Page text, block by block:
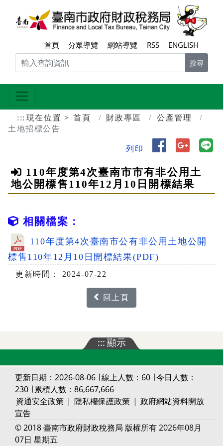
跳到主要內容區塊
首頁 分眾導覽 網站導覽 RSS ENGLISH
搜尋
::: 現在位置 首頁 財政專區
公產管理
土地招標公告
列印
分享到分享到
110年度第4次臺南市市有非公用土
地公開標售110年12月10日開標結果
相關檔案：
110年度第4次臺南市公有非公用土地公開
標售110年12月10日開標結果(PDF)
更新時間： 2024-07-22
回上頁
:::顯示
更新日期：2026-08-06 ∣ 線上人數：60 ∣ 今日人數：
230 ∣ 累積人數：86,667,666
資通安全政策 | 隱私權保護政策 | 政府網站資料開放
宣告
© 2018 臺南市政府財政稅務局 版權所有 2026年08月
07日 星期五